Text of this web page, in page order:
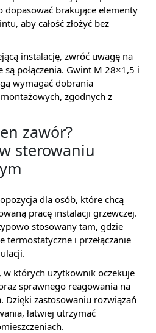
dopasować brakujące elementy
aby całość złożyć bez
instalację, zwróć uwagę na
połączenia. Gwint M 28×1,5 i
wymagać dobrania
zgodnych z
zawór?
sterowaniu
dla osób, które chcą
pracę instalacji grzewczej.
stosowany tam, gdzie
termostatyczne i przełączanie
w których użytkownik oczekuje
sprawnego reagowania na
Dzięki zastosowaniu rozwiązań
łatwiej utrzymać